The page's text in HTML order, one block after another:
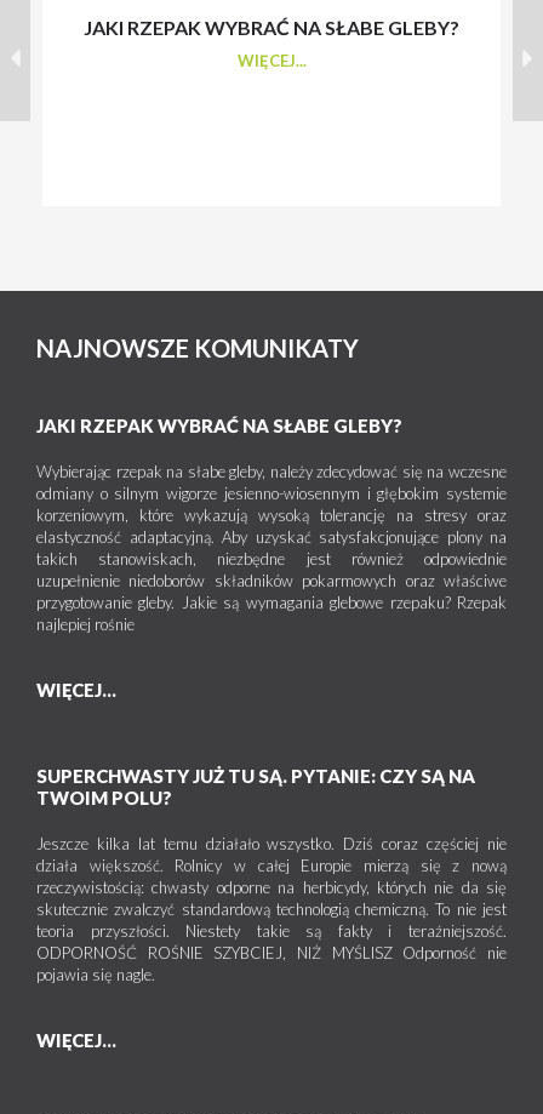
JAKI RZEPAK WYBRAĆ NA SŁABE GLEBY?
WIĘCEJ...
NAJNOWSZE KOMUNIKATY
JAKI RZEPAK WYBRAĆ NA SŁABE GLEBY?
Wybierając rzepak na słabe gleby, należy zdecydować się na wczesne
odmiany o silnym wigorze jesienno-wiosennym i głębokim systemie
korzeniowym, które wykazują wysoką tolerancję na stresy oraz
elastyczność adaptacyjną. Aby uzyskać satysfakcjonujące plony na
takich stanowiskach, niezbędne jest również odpowiednie
uzupełnienie niedoborów składników pokarmowych oraz właściwe
przygotowanie gleby. Jakie są wymagania glebowe rzepaku? Rzepak
najlepiej rośnie
WIĘCEJ...
SUPERCHWASTY JUŻ TU SĄ. PYTANIE: CZY SĄ NA
TWOIM POLU?
Jeszcze kilka lat temu działało wszystko. Dziś coraz częściej nie
działa większość. Rolnicy w całej Europie mierzą się z nową
rzeczywistością: chwasty odporne na herbicydy, których nie da się
skutecznie zwalczyć standardową technologią chemiczną. To nie jest
teoria przyszłości. Niestety takie są fakty i teraźniejszość.
ODPORNOŚĆ ROŚNIE SZYBCIEJ, NIŻ MYŚLISZ Odporność nie
pojawia się nagle.
WIĘCEJ...